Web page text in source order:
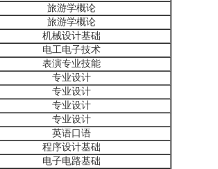
旅游学概论
旅游学概论
机械设计基础
电工电子技术
表演专业技能
专业设计
专业设计
专业设计
专业设计
英语口语
程序设计基础
电子电路基础